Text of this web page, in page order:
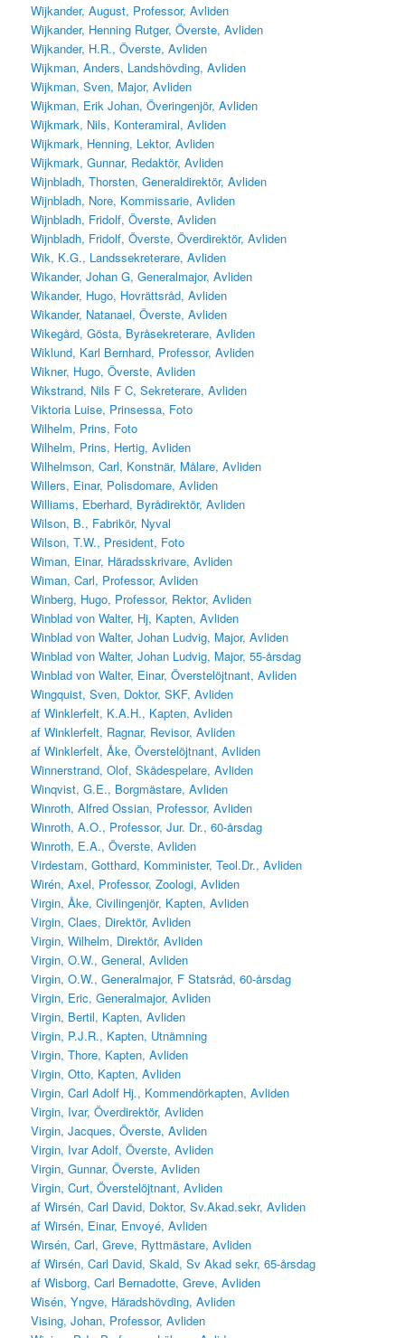
Wijkander, August, Professor, Avliden
Wijkander, Henning Rutger, Överste, Avliden
Wijkander, H.R., Överste, Avliden
Wijkman, Anders, Landshövding, Avliden
Wijkman, Sven, Major, Avliden
Wijkman, Erik Johan, Överingenjör, Avliden
Wijkmark, Nils, Konteramiral, Avliden
Wijkmark, Henning, Lektor, Avliden
Wijkmark, Gunnar, Redaktör, Avliden
Wijnbladh, Thorsten, Generaldirektör, Avliden
Wijnbladh, Nore, Kommissarie, Avliden
Wijnbladh, Fridolf, Överste, Avliden
Wijnbladh, Fridolf, Överste, Överdirektör, Avliden
Wik, K.G., Landssekreterare, Avliden
Wikander, Johan G, Generalmajor, Avliden
Wikander, Hugo, Hovrättsråd, Avliden
Wikander, Natanael, Överste, Avliden
Wikegård, Gösta, Byråsekreterare, Avliden
Wiklund, Karl Bernhard, Professor, Avliden
Wikner, Hugo, Överste, Avliden
Wikstrand, Nils F C, Sekreterare, Avliden
Viktoria Luise, Prinsessa, Foto
Wilhelm, Prins, Foto
Wilhelm, Prins, Hertig, Avliden
Wilhelmson, Carl, Konstnär, Målare, Avliden
Willers, Einar, Polisdomare, Avliden
Williams, Eberhard, Byrådirektör, Avliden
Wilson, B., Fabrikör, Nyval
Wilson, T.W., President, Foto
Wiman, Einar, Häradsskrivare, Avliden
Wiman, Carl, Professor, Avliden
Winberg, Hugo, Professor, Rektor, Avliden
Winblad von Walter, Hj, Kapten, Avliden
Winblad von Walter, Johan Ludvig, Major, Avliden
Winblad von Walter, Johan Ludvig, Major, 55-årsdag
Winblad von Walter, Einar, Överstelöjtnant, Avliden
Wingquist, Sven, Doktor, SKF, Avliden
af Winklerfelt, K.A.H., Kapten, Avliden
af Winklerfelt, Ragnar, Revisor, Avliden
af Winklerfelt, Åke, Överstelöjtnant, Avliden
Winnerstrand, Olof, Skådespelare, Avliden
Winqvist, G.E., Borgmästare, Avliden
Winroth, Alfred Ossian, Professor, Avliden
Winroth, A.O., Professor, Jur. Dr., 60-årsdag
Winroth, E.A., Överste, Avliden
Virdestam, Gotthard, Komminister, Teol.Dr., Avliden
Wirén, Axel, Professor, Zoologi, Avliden
Virgin, Åke, Civilingenjör, Kapten, Avliden
Virgin, Claes, Direktör, Avliden
Virgin, Wilhelm, Direktör, Avliden
Virgin, O.W., General, Avliden
Virgin, O.W., Generalmajor, F Statsråd, 60-årsdag
Virgin, Eric, Generalmajor, Avliden
Virgin, Bertil, Kapten, Avliden
Virgin, P.J.R., Kapten, Utnämning
Virgin, Thore, Kapten, Avliden
Virgin, Otto, Kapten, Avliden
Virgin, Carl Adolf Hj., Kommendörkapten, Avliden
Virgin, Ivar, Överdirektör, Avliden
Virgin, Jacques, Överste, Avliden
Virgin, Ivar Adolf, Överste, Avliden
Virgin, Gunnar, Överste, Avliden
Virgin, Curt, Överstelöjtnant, Avliden
af Wirsén, Carl David, Doktor, Sv.Akad.sekr, Avliden
af Wirsén, Einar, Envoyé, Avliden
Wirsén, Carl, Greve, Ryttmästare, Avliden
af Wirsén, Carl David, Skald, Sv Akad sekr, 65-årsdag
af Wisborg, Carl Bernadotte, Greve, Avliden
Wisén, Yngve, Häradshövding, Avliden
Vising, Johan, Professor, Avliden